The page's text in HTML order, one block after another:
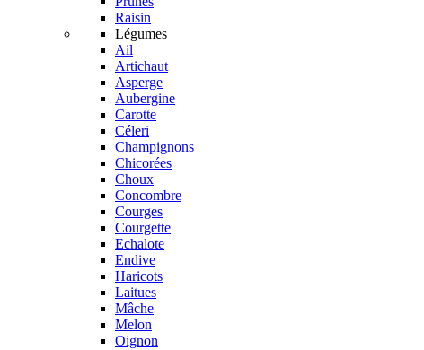
Raisin
Légumes
Ail
Artichaut
Asperge
Aubergine
Carotte
Céleri
Champignons
Chicorées
Choux
Concombre
Courges
Courgette
Echalote
Endive
Haricots
Laitues
Mâche
Melon
Oignon